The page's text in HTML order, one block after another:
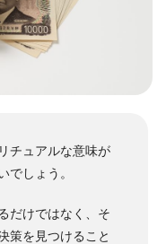
チュアルな意味が
でしょう。
だけではなく、そ
策を見つけること